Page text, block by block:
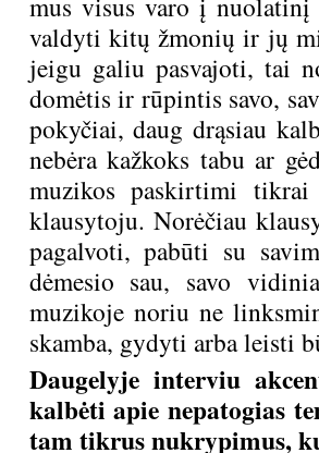
valdyti kitų žmonių ir jų
jeigu galiu pasvajoti, tai
domėtis ir rūpintis savo,
pokyčiai, daug drąsiau
nebėra kažkoks tabu ar
muzikos paskirtimi
klausytoju. Norėčiau
pagalvoti, pabūti su
dėmesio sau, savo
muzikoje noriu ne
skamba, gydyti arba leisti
Daugelyje interviu
kalbėti apie nepatogias
tam tikrus nukrypimus,